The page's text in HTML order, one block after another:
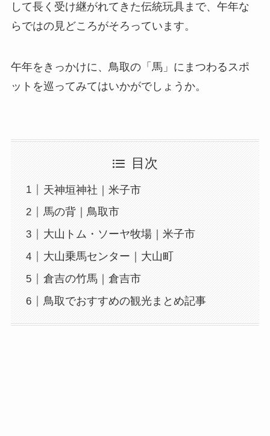
して長く受け継がれてきた伝統玩具まで、午年な
らではの見どころがそろっています。
午年をきっかけに、鳥取の「馬」にまつわるスポ
ットを巡ってみてはいかがでしょうか。
目次
天神垣神社｜米子市
馬の背｜鳥取市
大山トム・ソーヤ牧場｜米子市
大山乗馬センター｜大山町
倉吉の竹馬｜倉吉市
鳥取でおすすめの観光まとめ記事